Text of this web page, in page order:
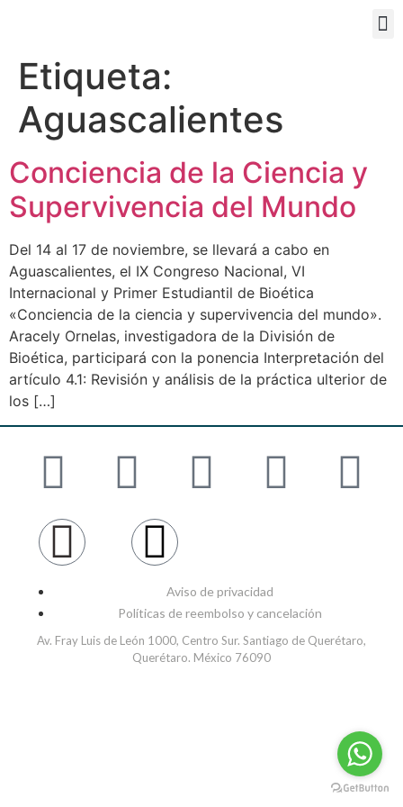
Etiqueta:
Aguascalientes
Conciencia de la Ciencia y
Supervivencia del Mundo
Del 14 al 17 de noviembre, se llevará a cabo en
Aguascalientes, el IX Congreso Nacional, VI
Internacional y Primer Estudiantil de Bioética
«Conciencia de la ciencia y supervivencia del mundo».
Aracely Ornelas, investigadora de la División de
Bioética, participará con la ponencia Interpretación del
artículo 4.1: Revisión y análisis de la práctica ulterior de
los […]
Aviso de privacidad
Políticas de reembolso y cancelación
Av. Fray Luis de León 1000, Centro Sur. Santiago de Querétaro,
Querétaro. México 76090